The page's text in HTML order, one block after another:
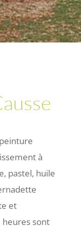
à
pastel, huile
et
heures sont